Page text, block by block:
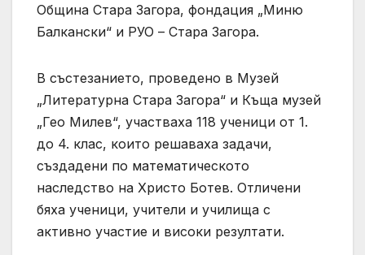
Община Стара Загора, фондация „Миню
Балкански“ и РУО – Стара Загора.
В състезанието, проведено в Музей
„Литературна Стара Загора“ и Къща музей
„Гео Милев“, участваха 118 ученици от 1.
до 4. клас, които решаваха задачи,
създадени по математическото
наследство на Христо Ботев. Отличени
бяха ученици, учители и училища с
активно участие и високи резултати.